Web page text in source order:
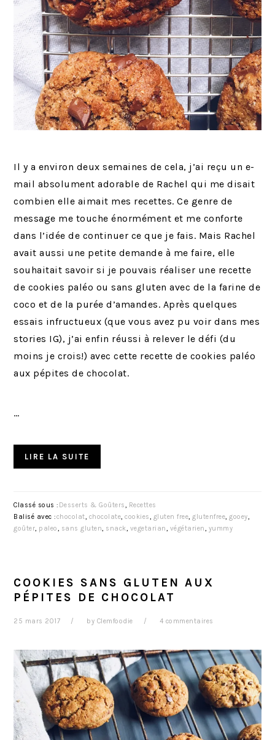
Il y a environ deux semaines de cela, j’ai reçu un e-
mail absolument adorable de Rachel qui me disait
combien elle aimait mes recettes. Ce genre de
message me touche énormément et me conforte
dans l’idée de continuer ce que je fais. Mais Rachel
avait aussi une petite demande à me faire, elle
souhaitait savoir si je pouvais réaliser une recette
de cookies paléo ou sans gluten avec de la farine de
coco et de la purée d’amandes. Après quelques
essais infructueux (que vous avez pu voir dans mes
stories IG), j’ai enfin réussi à relever le défi (du
moins je crois!) avec cette recette de cookies paléo
aux pépites de chocolat.
…
LIRE LA SUITE
Classé sous : Desserts & Goûters, Recettes
Balisé avec :chocolat, chocolate,cookies, gluten free,glutenfree,gooey,
goûter, paleo, sans gluten, snack, vegetarian, végétarien, yummy
COOKIES SANS GLUTEN AUX
PÉPITES DE CHOCOLAT
25 mars 2017 by Clemfoodie 4 commentaires